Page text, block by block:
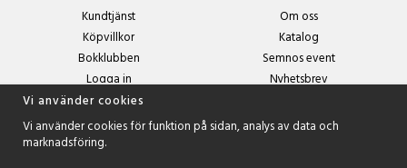
Kundtjänst
Köpvillkor
Bokklubben
Logga in
Om oss
Katalog
Semnos event
Nyhetsbrev
Vi använder cookies
Vi använder cookies för funktion på sidan, analys av data och
marknadsföring.